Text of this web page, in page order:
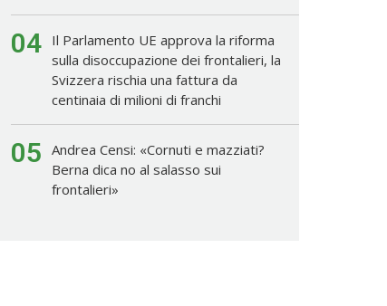
04
Il Parlamento UE approva la riforma
sulla disoccupazione dei frontalieri, la
Svizzera rischia una fattura da
centinaia di milioni di franchi
05 Andrea Censi: «Cornuti e mazziati?
Berna dica no al salasso sui
frontalieri»